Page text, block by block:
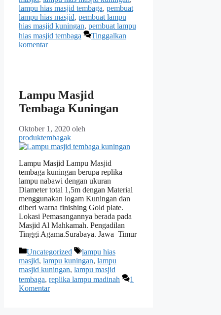
lampu hias masjid tembaga, pembuat
lampu hias masjid, pembuat lampu
hias masjid kuningan, pembuat lampu
hias masjid tembaga
Tinggalkan
komentar
Lampu Masjid
Tembaga Kuningan
Oktober 1, 2020 oleh
produktembagak
Lampu Masjid Lampu Masjid
tembaga kuningan berupa replika
lampu nabawi dengan ukuran
Diameter total 1,5m dengan Material
menggunakan logam Kuningan dan
diberi warna finishing Gold plate.
Lokasi Pemasangannya berada pada
Masjid Al Mahkamah. Pengadilan
Tinggi Agama.Surabaya. Jawa Timur
Kategori
Uncategorized Tag
lampu hias
masjid, lampu kuningan, lampu
masjid kuningan, lampu masjid
tembaga, replika lampu madinah
1
Komentar